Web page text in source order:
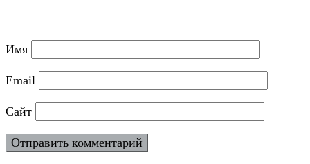
Имя
Email
Сайт